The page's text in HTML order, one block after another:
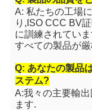
A: 私たちの工場
り,ISO CCC BV
に訓練されていま
すべての製品が
Q: あなたの製品
ステム?
A:我々の主要輸
ます.